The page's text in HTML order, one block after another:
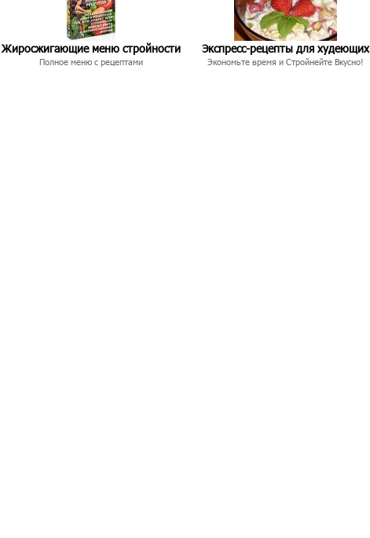
Жиросжигающие меню стройности
Полное меню с рецептами
Экспресс-рецепты для худеющих
Экономьте время и Стройнейте Вкусно!